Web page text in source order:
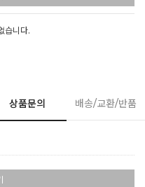
습니다.
상품문의 배송/교환/반품